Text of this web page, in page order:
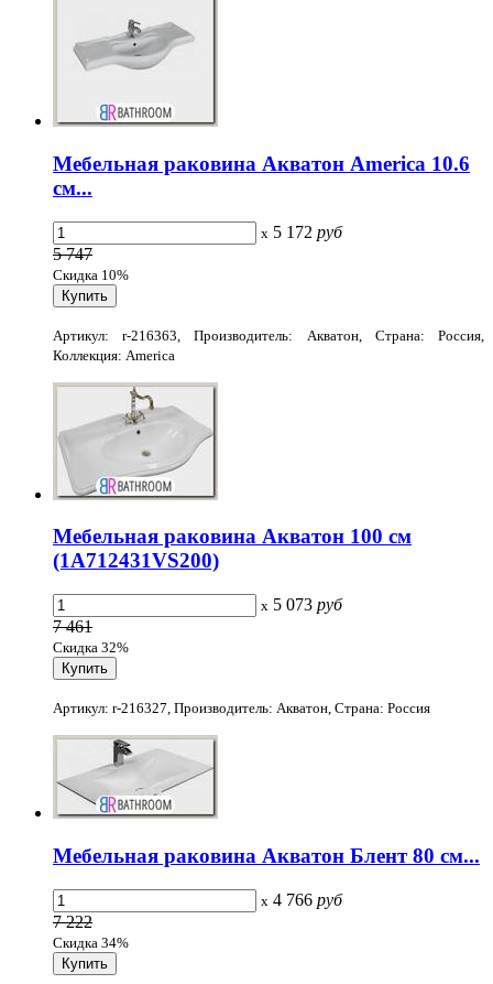
Мебельная раковина Акватон America 10.6
см...
x 5 172 руб
5 747
Скидка 10%
Артикул: r-216363, Производитель: Акватон, Страна: Россия,
Коллекция: America
Мебельная раковина Акватон 100 см
(1A712431VS200)
x 5 073 руб
7 461
Скидка 32%
Артикул: r-216327, Производитель: Акватон, Страна: Россия
Мебельная раковина Акватон Блент 80 см...
x 4 766 руб
7 222
Скидка 34%